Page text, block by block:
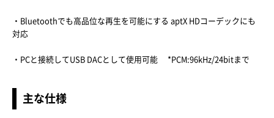
・Bluetoothでも高品位な再生を可能にする aptX HDコーデックにも
対応
・PCと接続してUSB DACとして使用可能 *PCM:96kHz/24bitまで
主な仕様